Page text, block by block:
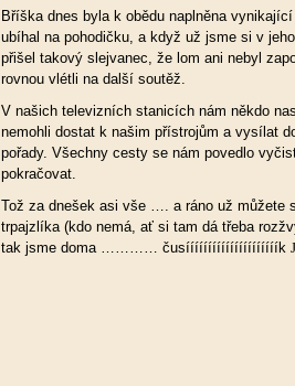
Bříška dnes byla k obědu naplněna
ubíhal na pohodičku, a když už jsme si v
přišel takový slejvanec, že lom ani nebyl
rovnou vlétli na další soutěž.
V našich televizních stanicích nám někdo
nemohli dostat k našim přístrojům a vysílat
pořady. Všechny cesty se nám povedlo
pokračovat.
Tož za dnešek asi vše …. a ráno už můžete
trpajzlíka (kdo nemá, ať si tam dá třeba
tak jsme doma ………… čusííííííííííííííííííííík J